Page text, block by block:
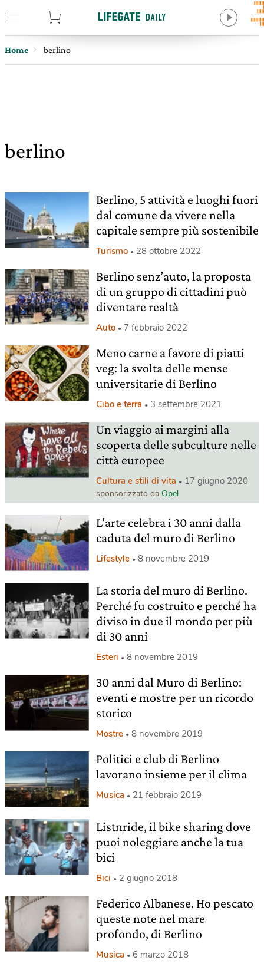
Home berlino
berlino
Berlino, 5 attività e luoghi fuori
dal comune da vivere nella
capitale sempre più sostenibile
Turismo 28 ottobre 2022
Berlino senz’auto, la proposta
di un gruppo di cittadini può
diventare realtà
Auto 7 febbraio 2022
Meno carne a favore di piatti
veg: la svolta delle mense
universitarie di Berlino
Cibo e terra 3 settembre 2021
Un viaggio ai margini alla
scoperta delle subculture nelle
città europee
Cultura e stili di vita 17 giugno 2020
sponsorizzato da Opel
L’arte celebra i 30 anni dalla
caduta del muro di Berlino
Lifestyle 8 novembre 2019
La storia del muro di Berlino.
Perché fu costruito e perché ha
diviso in due il mondo per più
di 30 anni
Esteri 8 novembre 2019
30 anni dal Muro di Berlino:
eventi e mostre per un ricordo
storico
Mostre 8 novembre 2019
Politici e club di Berlino
lavorano insieme per il clima
Musica 21 febbraio 2019
Listnride, il bike sharing dove
puoi noleggiare anche la tua
bici
Bici 2 giugno 2018
Federico Albanese. Ho pescato
queste note nel mare
profondo, di Berlino
Musica 6 marzo 2018